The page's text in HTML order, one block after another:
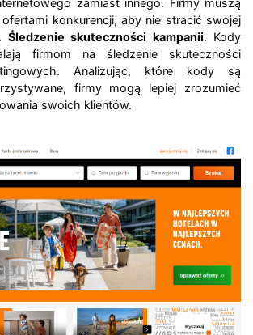
zamiast innego. Firmy muszą
konkurencji, aby nie stracić swojej
Śledzenie skuteczności kampanii. Kody
firmom na śledzenie skuteczności
Analizując, które kody są
firmy mogą lepiej zrozumieć
swoich klientów.